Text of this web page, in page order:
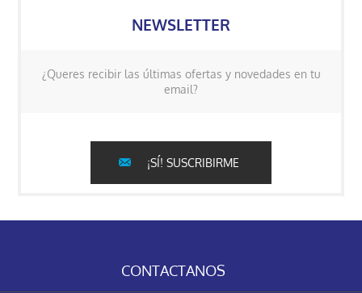
NEWSLETTER
¿Queres recibir las últimas ofertas y novedades en tu
email?
¡SÍ! SUSCRIBIRME
CONTACTANOS